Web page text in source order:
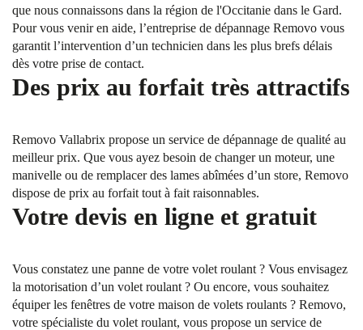
que nous connaissons dans la région de l'Occitanie dans le Gard.
Pour vous venir en aide, l’entreprise de dépannage Removo vous
garantit l’intervention d’un technicien dans les plus brefs délais
dès votre prise de contact.
Des prix au forfait très attractifs
Removo Vallabrix propose un service de dépannage de qualité au
meilleur prix. Que vous ayez besoin de changer un moteur, une
manivelle ou de remplacer des lames abîmées d’un store, Removo
dispose de prix au forfait tout à fait raisonnables.
Votre devis en ligne et gratuit
Vous constatez une panne de votre volet roulant ? Vous envisagez
la motorisation d’un volet roulant ? Ou encore, vous souhaitez
équiper les fenêtres de votre maison de volets roulants ? Removo,
votre spécialiste du volet roulant, vous propose un service de